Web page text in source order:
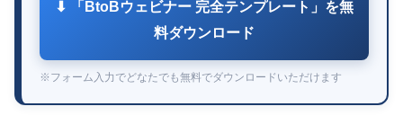
⬇ 「BtoBウェビナー 完全テンプレート」を無
料ダウンロード
※フォーム入力でどなたでも無料でダウンロードいただけます